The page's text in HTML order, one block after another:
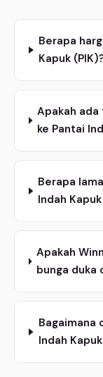
Berapa
Kapuk
Apakah
ke Pantai
Berapa
Indah
Apakah
bunga duka
Bagaimana
Indah